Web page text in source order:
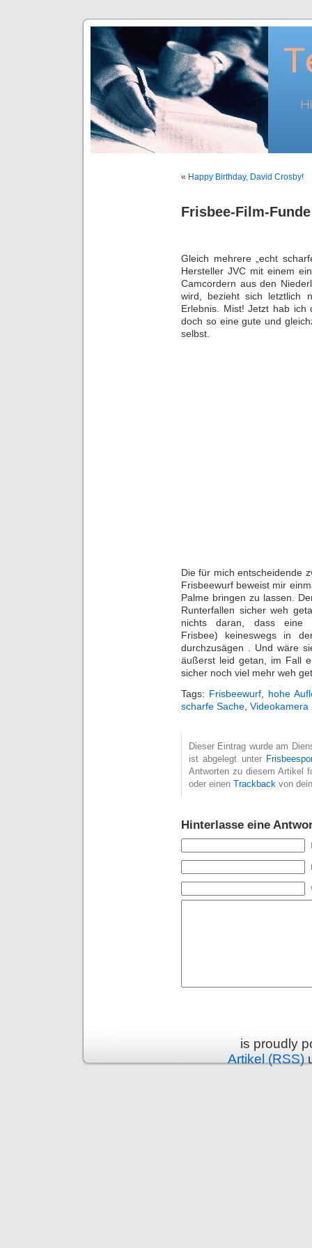
« Happy Birthday, David Crosby!
Frisbee-Film-
Gleich mehrere „echt
Hersteller JVC mit einem
Camcordern aus den
wird, bezieht sich letztlich
Erlebnis. Mist! Jetzt hab
doch so eine gute und
selbst.
Die für mich entscheidende
Frisbeewurf beweist mir
Palme bringen zu lassen.
Runterfallen sicher weh
nichts daran, dass eine
Frisbee) keineswegs in
durchzusägen . Und wäre
äußerst leid getan, im Fall
sicher noch viel mehr weh
Tags: Frisbeewurf, hohe
scharfe Sache, Videokamera
Dieser Eintrag wurde am
ist abgelegt unter
Antworten zu diesem Artikel
oder einen Trackback von
Hinterlasse eine
is proudly
Artikel (RSS)